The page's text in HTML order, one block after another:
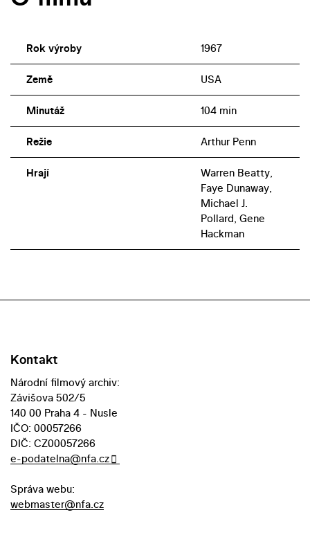
Rok výroby 1967
Země USA
Minutáž 104 min
Režie Arthur Penn
Hrají
Warren Beatty,
Faye Dunaway,
Michael J.
Pollard, Gene
Hackman
Kontakt
Národní filmový archiv:
Závišova 502/5
140 00 Praha 4 - Nusle
IČO: 00057266
DIČ: CZ00057266
e-podatelna@nfa.cz
Správa webu:
webmaster@nfa.cz